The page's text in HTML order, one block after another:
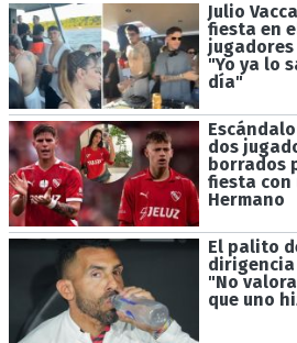
Julio
fiesta en
"Yo ya lo
día"
dos
borrados
fiesta con
Hermano
El palito
"No
que uno